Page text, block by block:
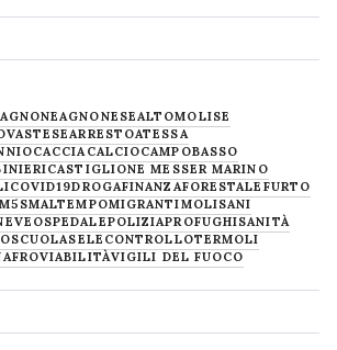
AGNONEAGNONESEALTOMOLISE
ARRESTOATESSA
CACCIACALCIOCAMPOBASSO
CASTIGLIONE MESSER MARINO
COVID19DROGAFINANZAFORESTALE FURTO
MALTEMPOMIGRANTIMOLISANI
OSPEDALEPOLIZIAPROFUGHISANITÀ
SCUOLASELECONTROLLOTERMOLI
VIABILITÀVIGILI DEL FUOCO